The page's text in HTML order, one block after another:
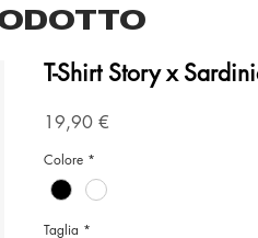
T-Shirt Story x
19,90 €
Colore *
Taglia *